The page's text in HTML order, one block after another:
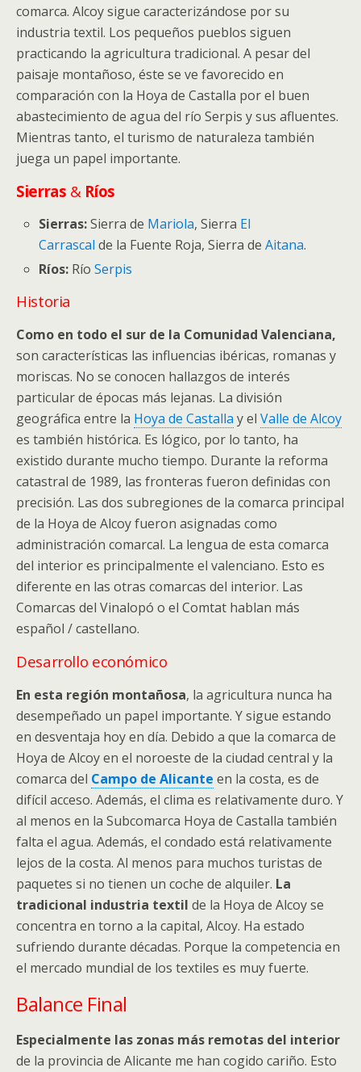
comarca. Alcoy sigue caracterizándose por su
industria textil. Los pequeños pueblos siguen
practicando la agricultura tradicional. A pesar del
paisaje montañoso, éste se ve favorecido en
comparación con la Hoya de Castalla por el buen
abastecimiento de agua del río Serpis y sus afluentes.
Mientras tanto, el turismo de naturaleza también
juega un papel importante.
Sierras & Ríos
Sierras:Sierra de Mariola, Sierra El
Carrascal de la Fuente Roja, Sierra deAitana.
Ríos: RíoSerpis
Historia
Como en todo el sur de la Comunidad Valenciana,
son características las influencias ibéricas, romanas y
moriscas. No se conocen hallazgos de interés
particular de épocas más lejanas. La división
geográfica entre la Hoya de Castalla y el Valle de Alcoy
es también histórica. Es lógico, por lo tanto, ha
existido durante mucho tiempo. Durante la reforma
catastral de 1989, las fronteras fueron definidas con
precisión. Las dos subregiones de la comarca principal
de la Hoya de Alcoy fueron asignadas como
administración comarcal. La lengua de esta comarca
del interior es principalmente el valenciano. Esto es
diferente en las otras comarcas del interior. Las
Comarcas del Vinalopó o el Comtat hablan más
español / castellano.
Desarrollo económico
En esta región montañosa, la agricultura nunca ha
desempeñado un papel importante. Y sigue estando
en desventaja hoy en día. Debido a que la comarca de
Hoya de Alcoy en el noroeste de la ciudad central y la
comarca del Campo de Alicante en la costa, es de
difícil acceso. Además, el clima es relativamente duro. Y
al menos en la Subcomarca Hoya de Castalla también
falta el agua. Además, el condado está relativamente
lejos de la costa. Al menos para muchos turistas de
paquetes si no tienen un coche de alquiler. La
tradicional industria textil de la Hoya de Alcoy se
concentra en torno a la capital, Alcoy. Ha estado
sufriendo durante décadas. Porque la competencia en
el mercado mundial de los textiles es muy fuerte.
Balance Final
Especialmente las zonas más remotas del interior
de la provincia de Alicante me han cogido cariño. Esto